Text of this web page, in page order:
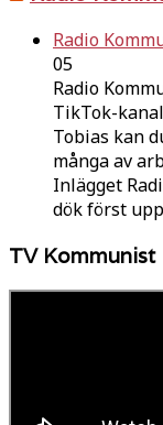
Radio
05
Radio
TikTok-
Tobias kan
många av
Inlägget
dök först
TV Kommunist